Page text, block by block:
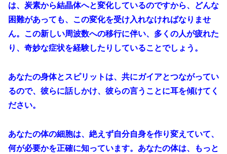
は、炭素から結晶体へと変化しているのですから、どんな
困難があっても、この変化を受け入れなければなりませ
ん。この新しい周波数への移行に伴い、多くの人が疲れた
り、奇妙な症状を経験したりしていることでしょう。
あなたの身体とスピリットは、共にガイアとつながってい
るので、彼らに話しかけ、彼らの言うことに耳を傾けてく
ださい。
あなたの体の細胞は、絶えず自分自身を作り変えていて、
何が必要かを正確に知っています。あなたの体は、もっと